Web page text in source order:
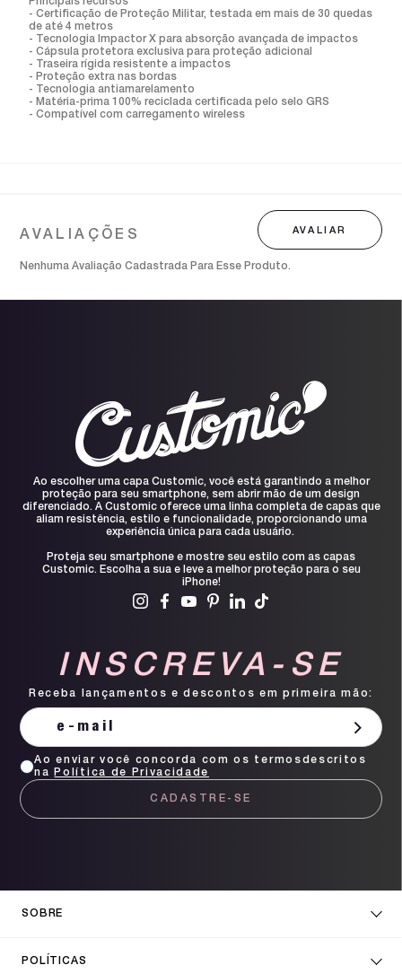
- Certificação de Proteção Militar, testada em mais de 30 quedas
de até 4 metros
- Tecnologia Impactor X para absorção avançada de impactos
- Cápsula protetora exclusiva para proteção adicional
- Traseira rígida resistente a impactos
- Proteção extra nas bordas
- Tecnologia antiamarelamento
- Matéria-prima 100% reciclada certificada pelo selo GRS
- Compatível com carregamento wireless
Nenhuma Avaliação Cadastrada Para Esse Produto.
Ao escolher uma capa Customic, você está garantindo a melhor
proteção para seu smartphone, sem abrir mão de um design
diferenciado. A Customic oferece uma linha completa de capas que
aliam resistência, estilo e funcionalidade, proporcionando uma
experiência única para cada usuário.
Proteja seu smartphone e mostre seu estilo com as capas
Customic. Escolha a sua e leve a melhor proteção para o seu
iPhone!
INSCREVA-SE
Receba lançamentos e descontos em primeira mão:
CADASTRE-SE
Ao enviar você concorda com os termosdescritos
na
Política de Privacidade
SOBRE
POLÍTICAS